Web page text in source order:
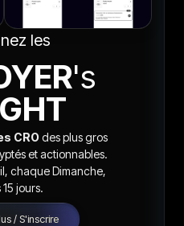
les
's
CROdes plus gros
et actionnables.
chaque Dimanche,
jours.
/ S'inscrire